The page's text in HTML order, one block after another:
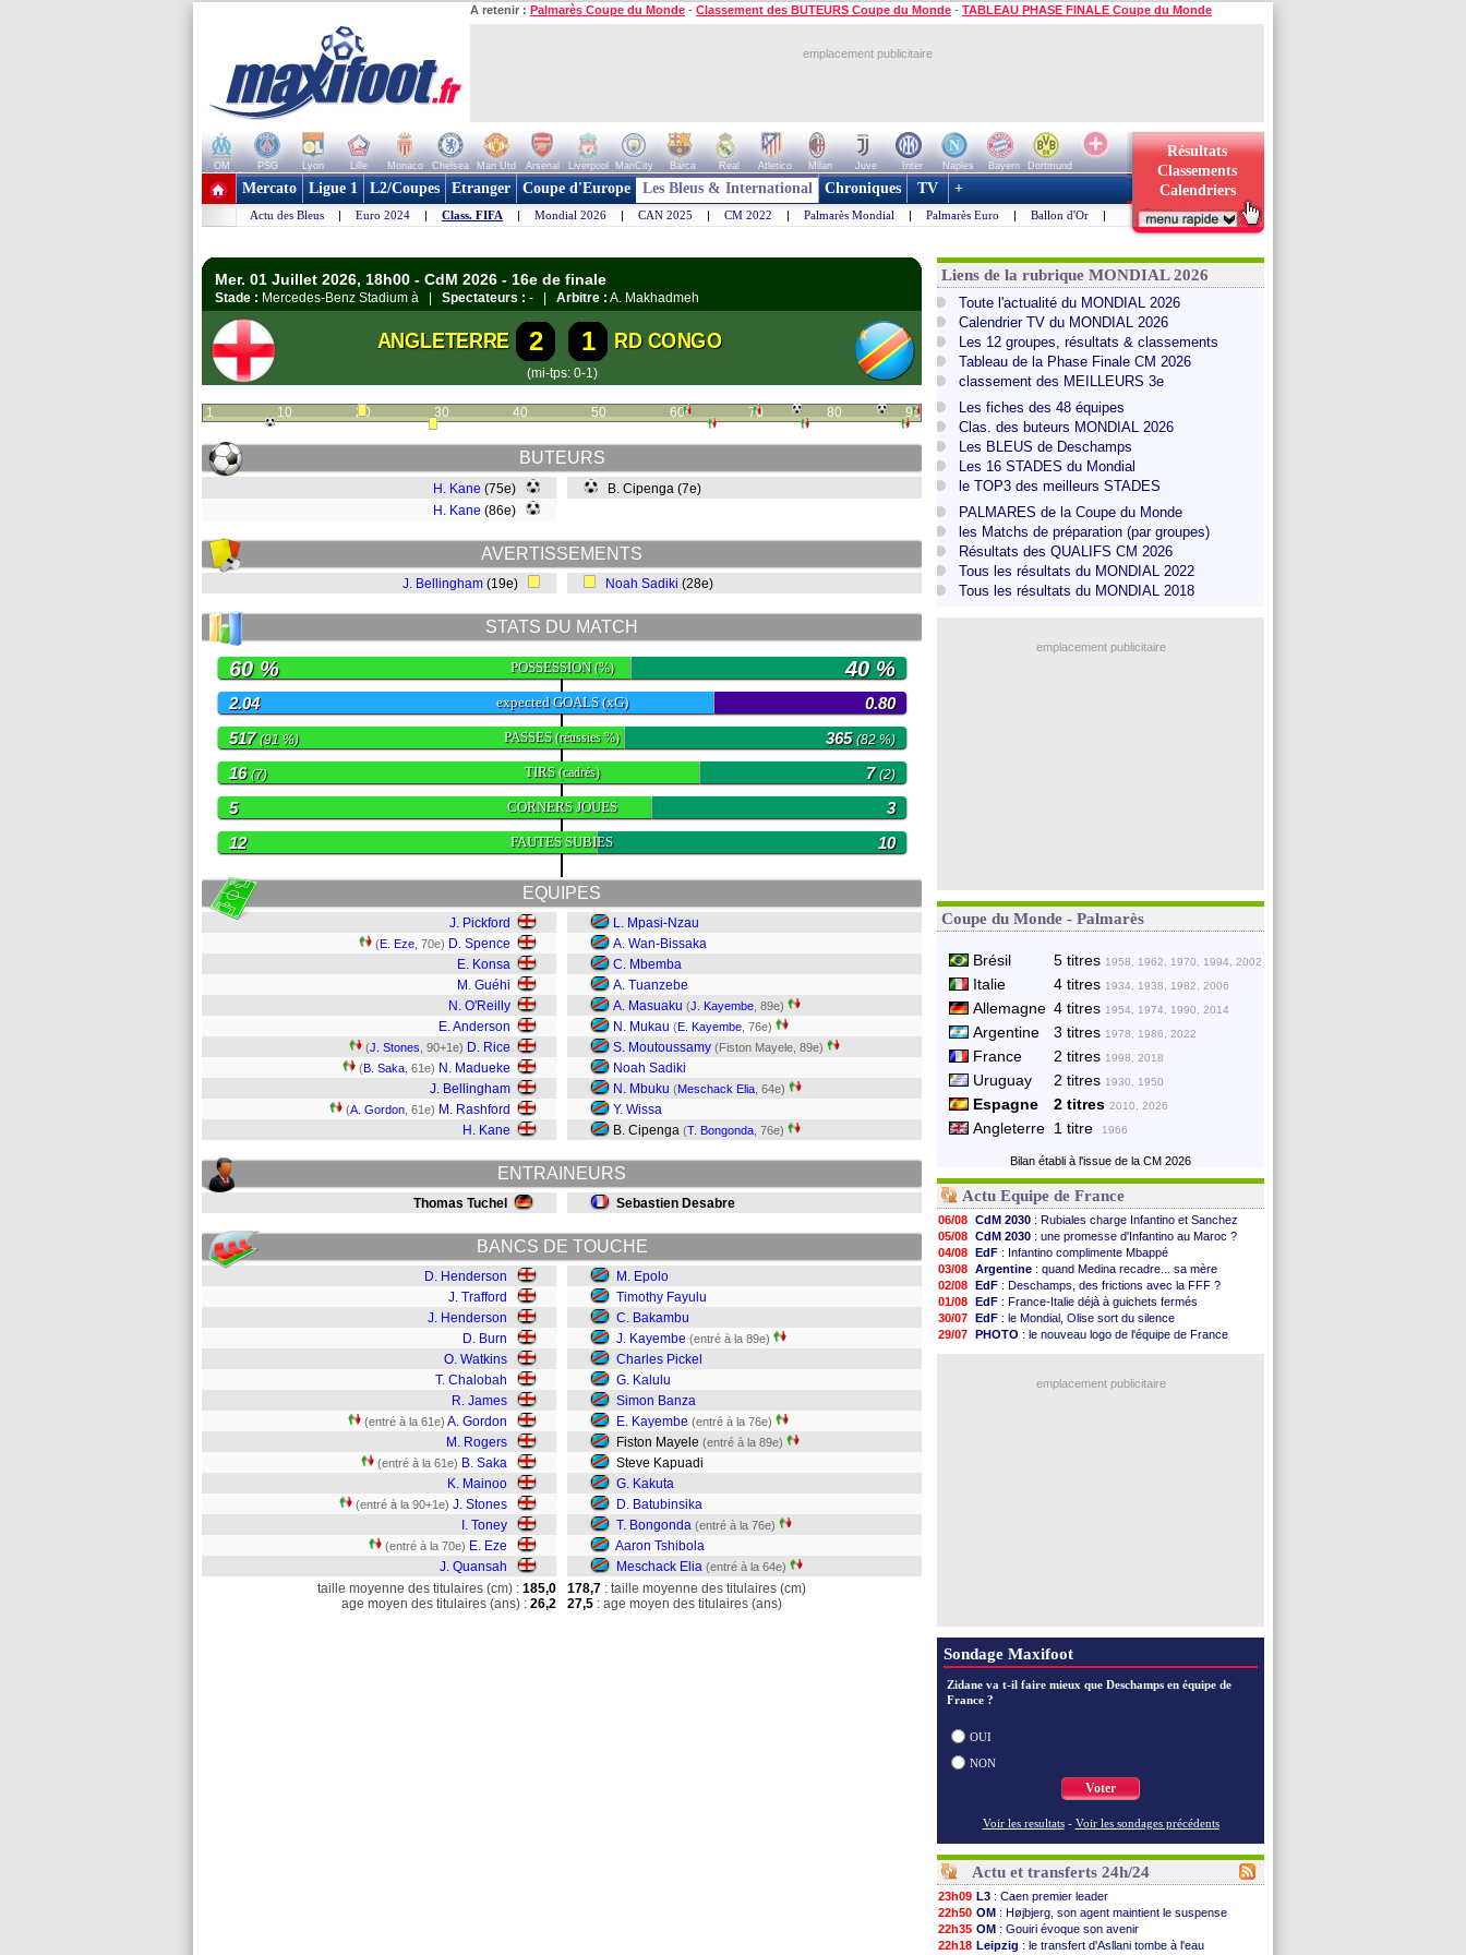
A retenir : Palmarès Coupe du Monde - Classement des BUTEURS Coupe du Monde - TABLEAU PHASE FINALE Coupe du Monde
emplacement publicitaire
OM PSG Lyon Lille Monaco Chelsea Man Utd Arsenal Liverpool ManCity Barca Real Atletico Milan Juve Inter Naples Bayern
Dortmund
+ de clubs
Résultats
Classements
Calendriers
Mercato Ligue 1 L2/Coupes Etranger Coupe d'Europe Les Bleus & International Chroniques TV +
Actu des Bleus | Euro 2024 | Class. FIFA | Mondial 2026 | CAN 2025 | CM 2022 | Palmarès Mondial | Palmarès Euro | Ballon d'Or |
Mer. 01 Juillet 2026, 18h00 - CdM 2026 - 16e de finale
Stade : Mercedes-Benz Stadium à | Spectateurs : - | Arbitre : A. Makhadmeh
ANGLETERRE 2 1 RD CONGO
(mi-tps: 0-1)
1 10 20 30 40 50 60 70 80 90
BUTEURS
H. Kane (75e)
H. Kane (86e)
B. Cipenga (7e)
AVERTISSEMENTS
J. Bellingham (19e) Noah Sadiki (28e)
STATS DU MATCH
POSSESSION(%)
60 % 40 %
expected GOALS (xG)
2.04 0.80
PASSES(réussies %)
517(91 %) 365(82 %)
TIRS(cadrés)
16(7) 7(2)
CORNERS JOUES
5 3
FAUTES SUBIES
12 10
EQUIPES
J. Pickford
(E. Eze , 70e) D. Spence
E. Konsa
M. Guéhi
N. O'Reilly
E. Anderson
(J. Stones , 90+1e) D. Rice
(B. Saka , 61e) N. Madueke
J. Bellingham
(A. Gordon , 61e) M. Rashford
H. Kane
L. Mpasi-Nzau
A. Wan-Bissaka
C. Mbemba
A. Tuanzebe
A. Masuaku (J. Kayembe , 89e)
N. Mukau (E. Kayembe , 76e)
S. Moutoussamy (Fiston Mayele, 89e)
Noah Sadiki
N. Mbuku (Meschack Elia , 64e)
Y. Wissa
B. Cipenga (T. Bongonda , 76e)
ENTRAINEURS
Thomas Tuchel Sebastien Desabre
BANCS DE TOUCHE
D. Henderson
J. Trafford
J. Henderson
D. Burn
O. Watkins
T. Chalobah
R. James
(entré à la 61e) A. Gordon
M. Rogers
(entré à la 61e) B. Saka
K. Mainoo
(entré à la 90+1e) J. Stones
I. Toney
(entré à la 70e) E. Eze
J. Quansah
M. Epolo
Timothy Fayulu
C. Bakambu
J. Kayembe (entré à la 89e)
Charles Pickel
G. Kalulu
Simon Banza
E. Kayembe (entré à la 76e)
Fiston Mayele (entré à la 89e)
Steve Kapuadi
G. Kakuta
D. Batubinsika
T. Bongonda (entré à la 76e)
Aaron Tshibola
Meschack Elia (entré à la 64e)
taille moyenne des titulaires (cm) : 185,0
age moyen des titulaires (ans) : 26,2
178,7 : taille moyenne des titulaires (cm)
27,5 : age moyen des titulaires (ans)
Liens de la rubrique MONDIAL 2026
Toute l'actualité du MONDIAL 2026
Calendrier TV du MONDIAL 2026
Les 12 groupes, résultats & classements
Tableau de la Phase Finale CM 2026
classement des MEILLEURS 3e
Les fiches des 48 équipes
Clas. des buteurs MONDIAL 2026
Les BLEUS de Deschamps
Les 16 STADES du Mondial
le TOP3 des meilleurs STADES
PALMARES de la Coupe du Monde
les Matchs de préparation (par groupes)
Résultats des QUALIFS CM 2026
Tous les résultats du MONDIAL 2022
Tous les résultats du MONDIAL 2018
emplacement publicitaire
Coupe du Monde - Palmarès
Brésil 5 titres 1958, 1962, 1970, 1994, 2002
Italie 4 titres 1934, 1938, 1982, 2006
Allemagne 4 titres 1954, 1974, 1990, 2014
Argentine 3 titres 1978, 1986, 2022
France 2 titres 1998, 2018
Uruguay 2 titres 1930, 1950
Espagne 2 titres2010, 2026
Angleterre 1 titre 1966
Bilan établi à l'issue de la CM 2026
Actu Equipe de France
06/08 CdM 2030 : Rubiales charge Infantino et Sanchez
05/08 CdM 2030 : une promesse d'Infantino au Maroc ?
04/08 EdF : Infantino complimente Mbappé
03/08 Argentine : quand Medina recadre... sa mère
02/08 EdF : Deschamps, des frictions avec la FFF ?
01/08 EdF : France-Italie déjà à guichets fermés
30/07 EdF : le Mondial, Olise sort du silence
29/07 PHOTO : le nouveau logo de l'équipe de France
: Zidane pense déjà à un retour de Mendy
emplacement publicitaire
Sondage Maxifoot
Zidane va t-il faire mieux que Deschamps en équipe de
France ?
OUI
NON
Voter
Voir les resultats - Voir les sondages précédents
Actu et transferts 24h/24
23h09 L3 : Caen premier leader
22h50 OM : Højbjerg, son agent maintient le suspense
22h35 OM : Gouiri évoque son avenir
22h18 Leipzig : le transfert d'Asllani tombe à l'eau